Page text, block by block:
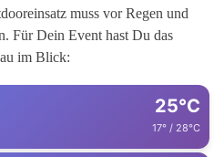
muss vor Regen und
Für Dein Event hast Du das
im Blick:
25°C
17° / 28°C